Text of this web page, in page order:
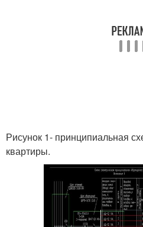
Рисунок 1- принципиальная
квартиры.